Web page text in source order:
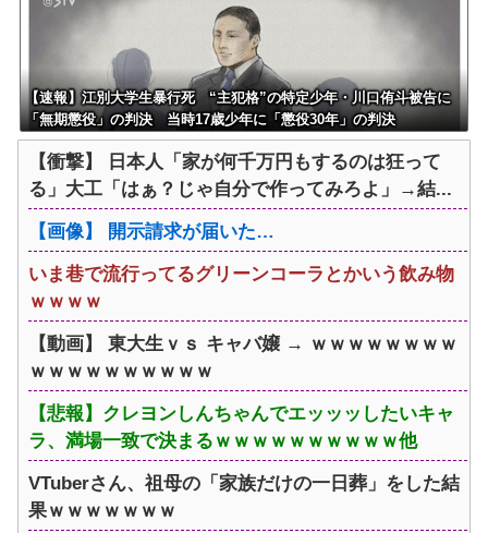
【速報】江別大学生暴行死 “主犯格”の特定少年・川口侑斗被告に
「無期懲役」の判決 当時17歳少年に「懲役30年」の判決
【衝撃】 日本人「家が何千万円もするのは狂って
る」大工「はぁ？じゃ自分で作ってみろよ」→結...
【画像】 開示請求が届いた…
いま巷で流行ってるグリーンコーラとかいう飲み物
ｗｗｗｗ
【動画】 東大生ｖｓ キャバ嬢 → ｗｗｗｗｗｗｗｗ
ｗｗｗｗｗｗｗｗｗｗ
【悲報】クレヨンしんちゃんでエッッッしたいキャ
ラ、満場一致で決まるｗｗｗｗｗｗｗｗｗｗ他
VTuberさん、祖母の「家族だけの一日葬」をした結
果ｗｗｗｗｗｗｗ